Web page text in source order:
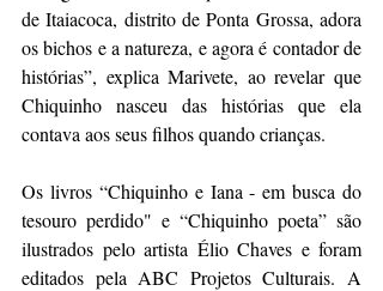
de Itaiacoca, distrito de Ponta Grossa, adora
os bichos e a natureza, e agora é contador de
histórias”, explica Marivete, ao revelar que
Chiquinho nasceu das histórias que ela
contava aos seus filhos quando crianças.
Os livros “Chiquinho e Iana - em busca do
tesouro perdido" e “Chiquinho poeta” são
ilustrados pelo artista Élio Chaves e foram
editados pela ABC Projetos Culturais. A